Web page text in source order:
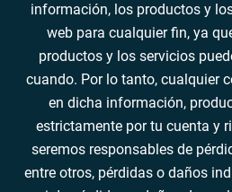
información, los productos y
web para cualquier fin, ya
productos y los servicios
cuando. Por lo tanto, cualquier
en dicha información,
estrictamente por tu cuenta y
seremos responsables de
entre otros, pérdidas o daños